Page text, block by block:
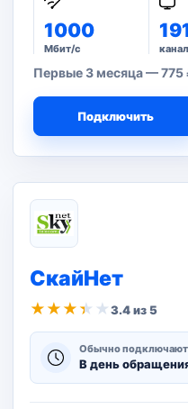
1000
Мбит/с
Первые 3 месяца — 775
Подключить
СкайНет
★ ★ ★ ★ ★3.4 из 5
Обычно подключают
В день